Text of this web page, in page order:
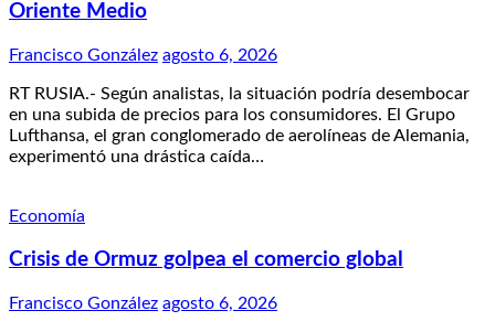
Oriente Medio
Francisco González agosto 6, 2026
RT RUSIA.- Según analistas, la situación podría desembocar
en una subida de precios para los consumidores. El Grupo
Lufthansa, el gran conglomerado de aerolíneas de Alemania,
experimentó una drástica caída…
Economía
Crisis de Ormuz golpea el comercio global
Francisco González agosto 6, 2026